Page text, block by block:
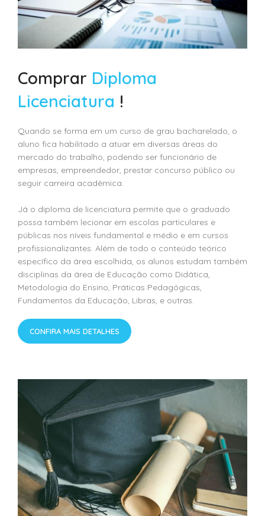
Comprar Diploma
Licenciatura !
Quando se forma em um curso de grau bacharelado, o
aluno fica habilitado a atuar em diversas áreas do
mercado do trabalho, podendo ser funcionário de
empresas, empreendedor, prestar concurso público ou
seguir carreira acadêmica.
Já o diploma de licenciatura permite que o graduado
possa também lecionar em escolas particulares e
públicas nos níveis fundamental e médio e em cursos
profissionalizantes. Além de todo o conteúdo teórico
específico da área escolhida, os alunos estudam também
disciplinas da área de Educação como Didática,
Metodologia do Ensino, Práticas Pedagógicas,
Fundamentos da Educação, Libras, e outras.
CONFIRA MAIS DETALHES